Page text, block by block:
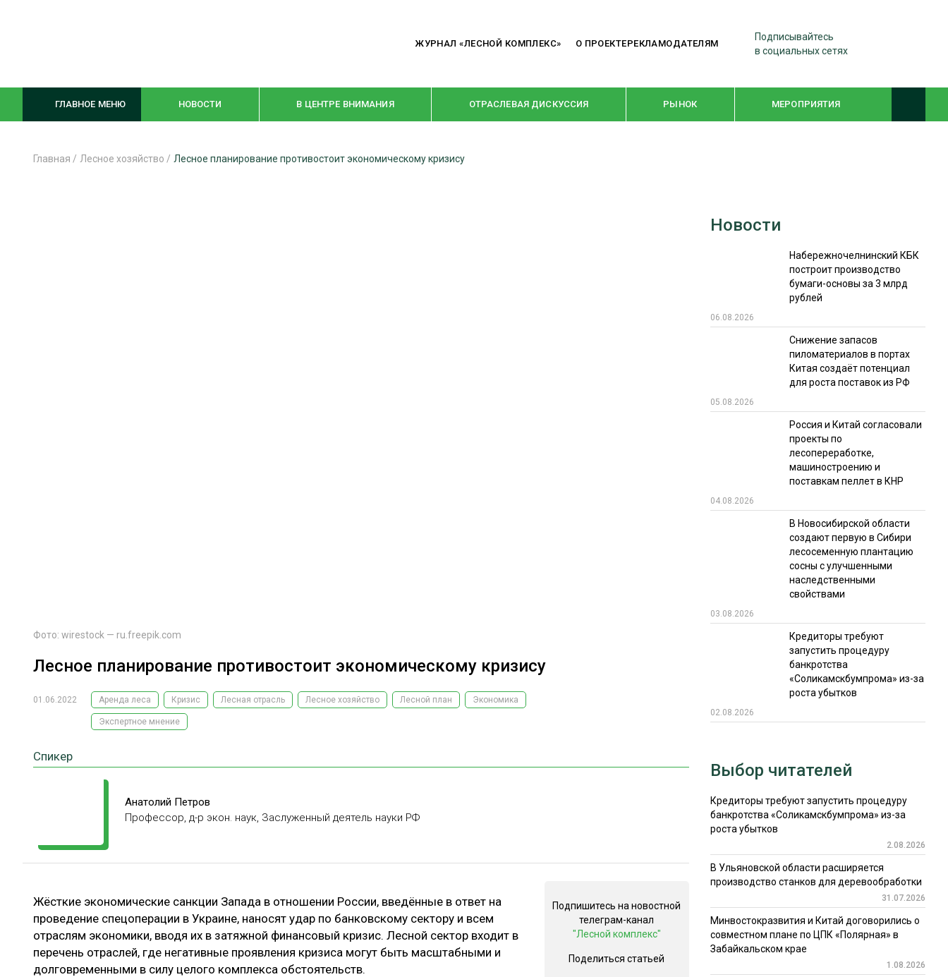
ЖУРНАЛ «ЛЕСНОЙ КОМПЛЕКС» О ПРОЕКТЕРЕКЛАМОДАТЕЛЯМ
Подписывайтесь
в социальных сетях
ГЛАВНОЕ МЕНЮ НОВОСТИ В ЦЕНТРЕ ВНИМАНИЯ ОТРАСЛЕВАЯ ДИСКУССИЯ РЫНОК МЕРОПРИЯТИЯ
WOODEX-2021
СУШКА ДРЕВЕСИНЫ
ИТОГИ МЕРОПРИЯТИЙ
Главная / Лесное хозяйство / Лесное планирование противостоит экономическому кризису
Фото: wirestock — ru.freepik.com
Лесное планирование противостоит экономическому кризису
01.06.2022 Аренда леса Кризис Лесная отрасль Лесное хозяйство Лесной план Экономика
Экспертное мнение
Спикер
Анатолий Петров
Профессор, д-р экон. наук, Заслуженный деятель науки РФ
Жёсткие экономические санкции Запада в отношении России, введённые в ответ на
проведение спецоперации в Украине, наносят удар по банковскому сектору и всем
отраслям экономики, вводя их в затяжной финансовый кризис. Лесной сектор входит в
перечень отраслей, где негативные проявления кризиса могут быть масштабными и
долговременными в силу целого комплекса обстоятельств.
Подпишитесь на новостной
телеграм-канал
"Лесной комплекс"
Поделиться статьей
Новости
Набережночелнинский КБК
построит производство
бумаги-основы за 3 млрд
рублей
06.08.2026
Снижение запасов
пиломатериалов в портах
Китая создаёт потенциал
для роста поставок из РФ
05.08.2026
Россия и Китай согласовали
проекты по
лесопереработке,
машиностроению и
поставкам пеллет в КНР
04.08.2026
В Новосибирской области
создают первую в Сибири
лесосеменную плантацию
сосны с улучшенными
наследственными
свойствами
03.08.2026
Кредиторы требуют
запустить процедуру
банкротства
«Соликамскбумпрома» из-за
роста убытков
02.08.2026
Выбор читателей
Кредиторы требуют запустить процедуру
банкротства «Соликамскбумпрома» из-за
роста убытков
2.08.2026
В Ульяновской области расширяется
производство станков для деревообработки
31.07.2026
Минвостокразвития и Китай договорились о
совместном плане по ЦПК «Полярная» в
Забайкальском крае
1.08.2026